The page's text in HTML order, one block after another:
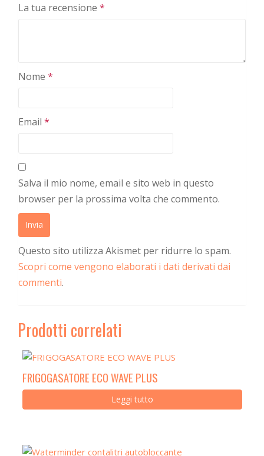
La tua recensione *
Nome *
Email *
Salva il mio nome, email e sito web in questo
browser per la prossima volta che commento.
Questo sito utilizza Akismet per ridurre lo spam.
Scopri come vengono elaborati i dati derivati dai
commenti.
Prodotti correlati
FRIGOGASATORE ECO WAVE PLUS
Leggi tutto